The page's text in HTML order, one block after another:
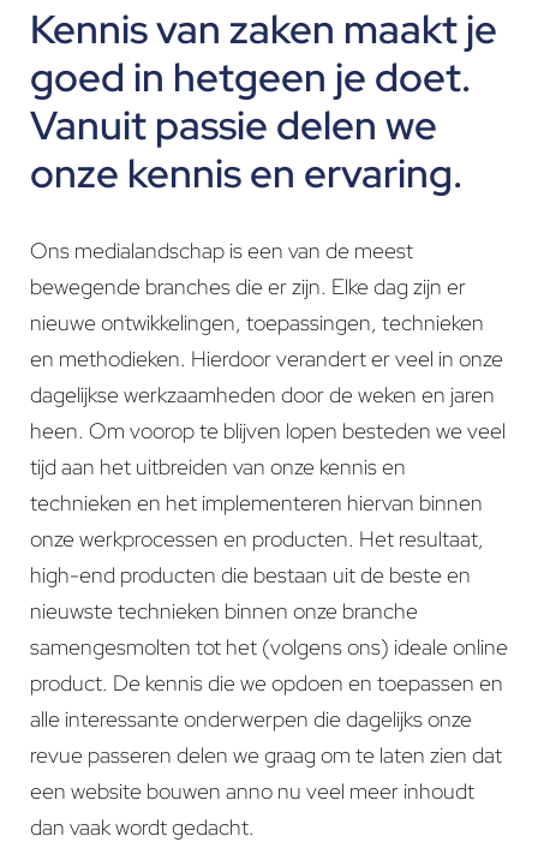
Kennis van zaken maakt je
goed in hetgeen je doet.
Vanuit passie delen we
onze kennis en ervaring.
Ons medialandschap is een van de meest
bewegende branches die er zijn. Elke dag zijn er
nieuwe ontwikkelingen, toepassingen, technieken
en methodieken. Hierdoor verandert er veel in onze
dagelijkse werkzaamheden door de weken en jaren
heen. Om voorop te blijven lopen besteden we veel
tijd aan het uitbreiden van onze kennis en
technieken en het implementeren hiervan binnen
onze werkprocessen en producten. Het resultaat,
high-end producten die bestaan uit de beste en
nieuwste technieken binnen onze branche
samengesmolten tot het (volgens ons) ideale online
product. De kennis die we opdoen en toepassen en
alle interessante onderwerpen die dagelijks onze
revue passeren delen we graag om te laten zien dat
een website bouwen anno nu veel meer inhoudt
dan vaak wordt gedacht.